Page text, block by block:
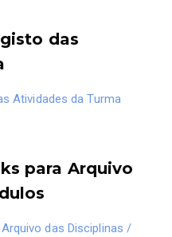
das
Atividades da Turma
para Arquivo
das Disciplinas /